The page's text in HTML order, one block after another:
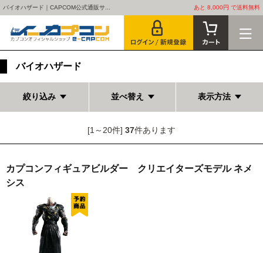
バイオハザード｜CAPCOM公式通販サ... あと 8,000円 で送料無料
バイオハザード
絞り込み 並べ替え 表示方法
[1～20件] 37件あります
カプコンフィギュアビルダー クリエイターズモデル ネメ
シス